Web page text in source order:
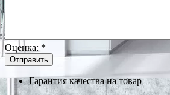
Оценка: *
Гарантия качества на товар